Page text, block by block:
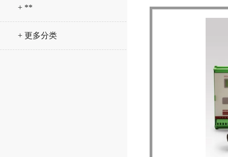
+ **
+ 更多分类